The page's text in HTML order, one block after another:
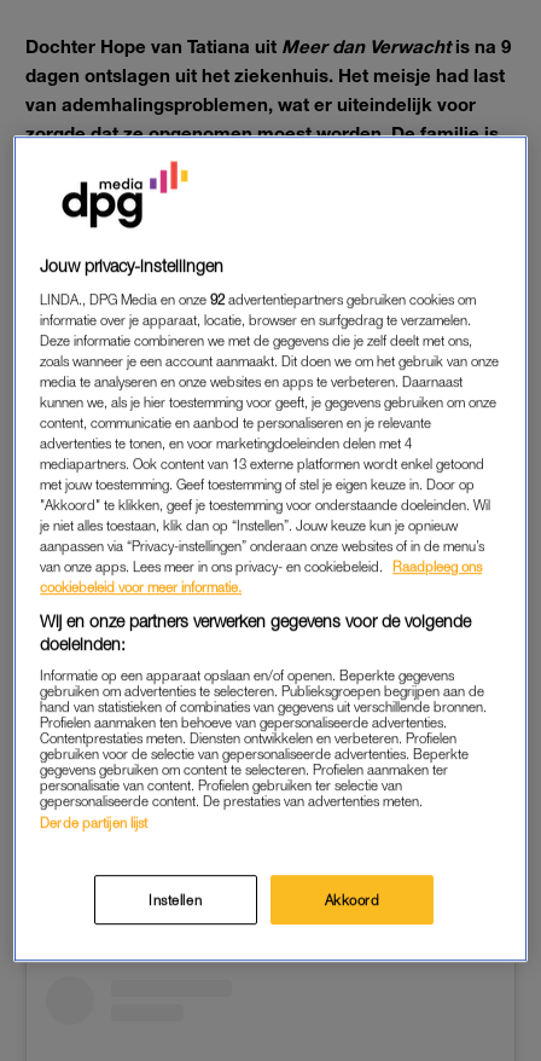
Dochter Hope van Tatiana uit Meer dan Verwachtis na 9
dagen ontslagen uit het ziekenhuis. Het meisje had last
van ademhalingsproblemen, wat er uiteindelijk voor
zorgde dat ze opgenomen moest worden. De familie is
gelukkig herenigd en Tatiana deelt een positieve update.
‘Met Hope gaat het goed en ze is ontzettend blij om thuis te
HOPE
Meer dan een week geleden werd Hopeopgenomenin het
ziekenhuis. ’s Nachts had het meisje moeite met haar
ademhaling en ook was ze veel aan het hoesten. ‘Ze is nog
niet helemaal beter, maar de liefde van haar familie, van mij en
haar zussen en vrienden/vriendinnen is ontzettend helend’,
schrijft Tatiana op Instagram. In de post zien we de familie die
elkaar een dikke groepsknuffel geeft.Tatiananam deel aan
realityserieMeer dan Verwachtals moeder van een drieling.
Hope is een van de zusjes, samen met Faith en Charity.
Het meisje is een geboren hartpatiënt en kampte al eerder
met problemen. Gelukkig werd ze warm ontvangen door haar
familie. ‘Toen jullie elkaar zagen was heel erg bijzonder, een
dikke kus en een flinke knuffel’, schrijft Tatiana. Daarnaast
onthult de moeder van drie dat de beelden ook te zien zullen
zijn in een nieuw seizoen van het programma. ‘Ik ben trots op
jullie allemaal, ook de mensen die mij zo enorm
Jouw privacy-instellingen
LINDA., DPG Media en onze92 advertentiepartners gebruiken cookies om
informatie over je apparaat, locatie, browser en surfgedrag te verzamelen.
Deze informatie combineren we met de gegevens die je zelf deelt met ons,
zoals wanneer je een account aanmaakt. Dit doen we om het gebruik van onze
media te analyseren en onze websites en apps te verbeteren. Daarnaast
kunnen we, als je hier toestemming voor geeft, je gegevens gebruiken om onze
content, communicatie en aanbod te personaliseren en je relevante
advertenties te tonen, en voor marketingdoeleinden delen met 4
mediapartners. Ook content van 13 externe platformen wordt enkel getoond
met jouw toestemming. Geef toestemming of stel je eigen keuze in. Door op
"Akkoord" te klikken, geef je toestemming voor onderstaande doeleinden. Wil
je niet alles toestaan, klik dan op “Instellen”. Jouw keuze kun je opnieuw
aanpassen via “Privacy-instellingen” onderaan onze websites of in de menu’s
van onze apps. Lees meer in ons privacy- en cookiebeleid.
Raadpleeg ons
cookiebeleid voor meer informatie.
Wij en onze partners verwerken gegevens voor de volgende
doeleinden:
Informatie op een apparaat opslaan en/of openen. Beperkte gegevens
gebruiken om advertenties te selecteren. Publieksgroepen begrijpen aan de
hand van statistieken of combinaties van gegevens uit verschillende bronnen.
Profielen aanmaken ten behoeve van gepersonaliseerde advertenties.
Contentprestaties meten. Diensten ontwikkelen en verbeteren. Profielen
gebruiken voor de selectie van gepersonaliseerde advertenties. Beperkte
gegevens gebruiken om content te selecteren. Profielen aanmaken ter
personalisatie van content. Profielen gebruiken ter selectie van
gepersonaliseerde content. De prestaties van advertenties meten.
Derde partijen lijst
Instellen Akkoord